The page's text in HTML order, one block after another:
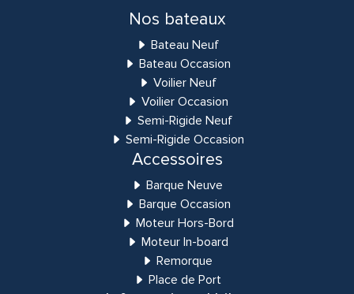
Nos bateaux
Bateau Neuf
Bateau Occasion
Voilier Neuf
Voilier Occasion
Semi-Rigide Neuf
Semi-Rigide Occasion
Accessoires
Barque Neuve
Barque Occasion
Moteur Hors-Bord
Moteur In-board
Remorque
Place de Port